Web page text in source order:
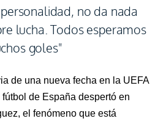
no da nada
lucha. Todos esperamos
goles"
de una nueva fecha en la UEFA
de España despertó en
el fenómeno que está